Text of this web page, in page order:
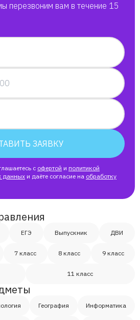
перезвоним вам в течение 15
ЗАЯВКУ
с офертой и политикой
данных и даёте согласие на обработку
ЕГЭ Выпускник ДВИ
7 класс 8 класс 9 класс
11 класс
География Информатика